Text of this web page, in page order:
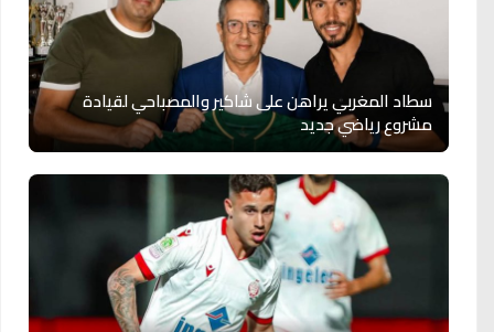
سطاد المغربي يراهن على شاكير والمصباحي لقيادة
مشروع رياضي جديد